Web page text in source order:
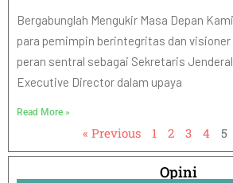
Bergabunglah Mengukir Masa Depan
para pemimpin berintegritas dan
peran sentral sebagai Sekretaris
Executive Director dalam upaya
Read More »
« Previous 1 2 3 4 5
Opini